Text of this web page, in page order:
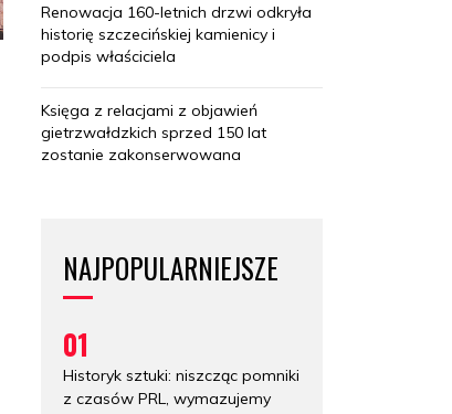
Renowacja 160-letnich drzwi odkryła
historię szczecińskiej kamienicy i
podpis właściciela
Księga z relacjami z objawień
gietrzwałdzkich sprzed 150 lat
zostanie zakonserwowana
NAJPOPULARNIEJSZE
01
Historyk sztuki: niszcząc pomniki
z czasów PRL, wymazujemy